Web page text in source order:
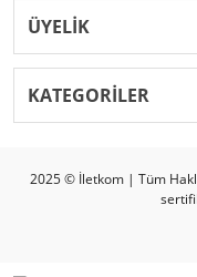
ÜYELİK
KATEGORİLER
2025 © İletkom | Tüm